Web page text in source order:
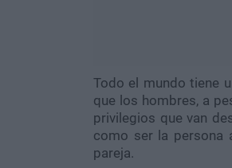
Todo el mundo tiene
que los hombres, a
privilegios que van
como ser la persona
pareja.